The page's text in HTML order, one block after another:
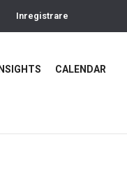
Inregistrare
CALENDAR